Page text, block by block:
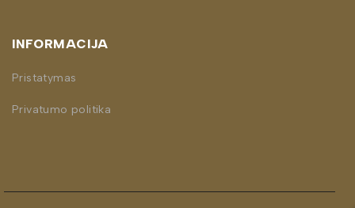
INFORMACIJA
Pristatymas
Privatumo politika